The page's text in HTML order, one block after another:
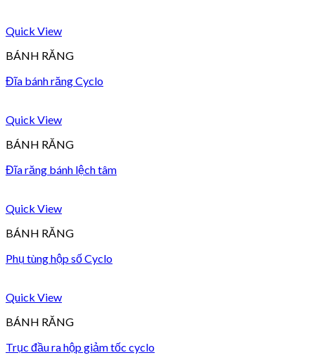
Quick View
BÁNH RĂNG
Đĩa bánh răng Cyclo
Quick View
BÁNH RĂNG
Đĩa răng bánh lệch tâm
Quick View
BÁNH RĂNG
Phụ tùng hộp số Cyclo
Quick View
BÁNH RĂNG
Trục đầu ra hộp giảm tốc cyclo